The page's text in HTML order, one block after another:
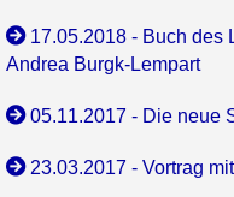
17.05.2018 - Buch des
Andrea Burgk-Lempart
05.11.2017 - Die neue
23.03.2017 - Vortrag